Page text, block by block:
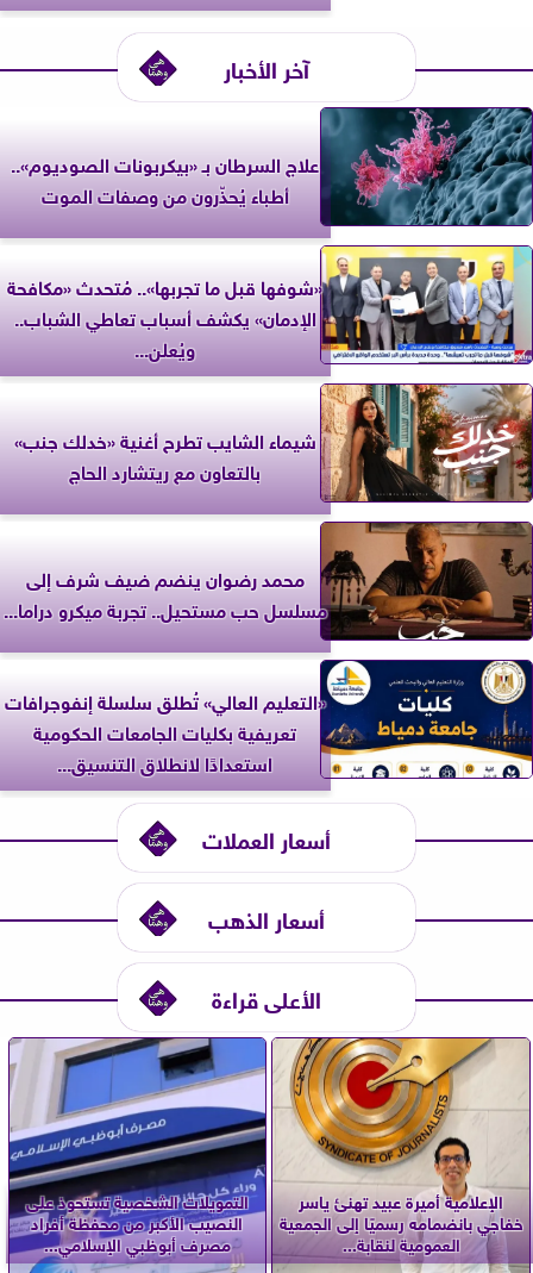
آخر الأخبار
علاج السرطان بـ «بيكربونات الصوديوم»..
أطباء يُحذّرون من وصفات الموت
«شوفها قبل ما تجربها».. مُتحدث «مكافحة
الإدمان» يكشف أسباب تعاطي الشباب..
ويُعلن...
شيماء الشايب تطرح أغنية «خدلك جنب»
بالتعاون مع ريتشارد الحاج
محمد رضوان ينضم ضيف شرف إلى
مسلسل حب مستحيل.. تجربة ميكرو دراما...
«التعليم العالي» تُطلق سلسلة إنفوجرافات
تعريفية بكليات الجامعات الحكومية
استعدادًا لانطلاق التنسيق...
أسعار العملات
أسعار الذهب
الأعلى قراءة
الإعلامية أميرة عبيد تهنئ ياسر
خفاجي بانضمامه رسميًا إلى الجمعية
العمومية لنقابة...
التمويلات الشخصية تستحوذ على
النصيب الأكبر من محفظة أفراد
مصرف أبوظبي الإسلامي...